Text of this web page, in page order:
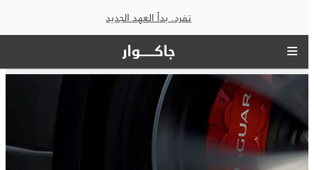
تفرد. بدأ العهد الجديد